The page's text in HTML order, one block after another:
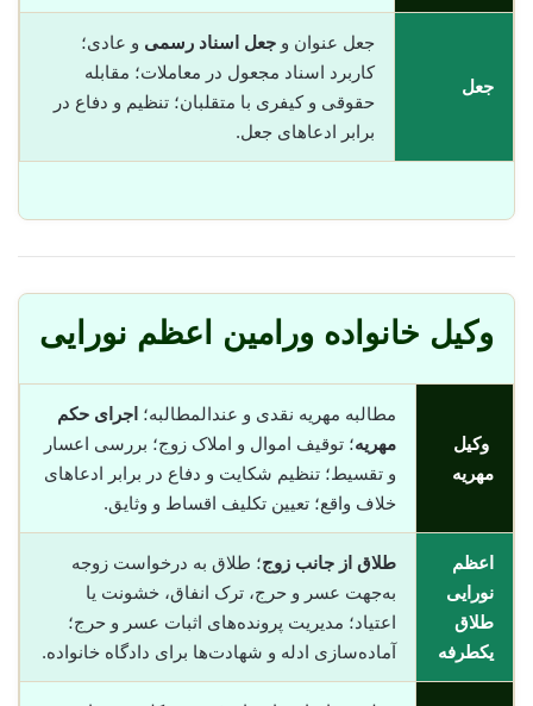
جعل
جعل عنوان و جعل اسناد رسمی و عادی؛
کاربرد اسناد مجعول در معاملات؛ مقابله
حقوقی و کیفری با متقلبان؛ تنظیم و دفاع در
برابر ادعاهای جعل.
وکیل خانواده ورامین اعظم نورایی
وکیل
مهریه
مطالبه مهریه نقدی و عندالمطالبه؛ اجرای حکم
مهریه؛ توقیف اموال و املاک زوج؛ بررسی اعسار
و تقسیط؛ تنظیم شکایت و دفاع در برابر ادعاهای
خلاف واقع؛ تعیین تکلیف اقساط و وثایق.
اعظم
نورایی
طلاق
یکطرفه
طلاق از جانب زوج؛ طلاق به درخواست زوجه
به‌جهت عسر و حرج، ترک انفاق، خشونت یا
اعتیاد؛ مدیریت پرونده‌های اثبات عسر و حرج؛
آماده‌سازی ادله و شهادت‌ها برای دادگاه خانواده.